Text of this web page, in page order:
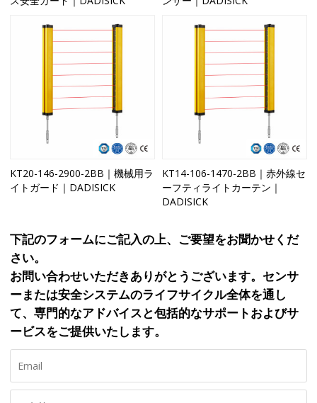
KT20-146-2900-2BB｜機械用ラ
イトガード｜DADISICK
KT14-106-1470-2BB｜赤外線セ
ーフティライトカーテン｜
DADISICK
下記のフォームにご記入の上、ご要望をお聞かせくだ
さい。
お問い合わせいただきありがとうございます。センサ
ーまたは安全システムのライフサイクル全体を通し
て、専門的なアドバイスと包括的なサポートおよびサ
ービスをご提供いたします。